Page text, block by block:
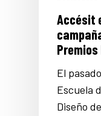
Accésit
Premios
El
Escuela
Diseño